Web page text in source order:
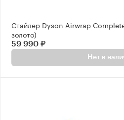
Стайлер Dyson Airwrap
золото)
59 990 ₽
Нет в